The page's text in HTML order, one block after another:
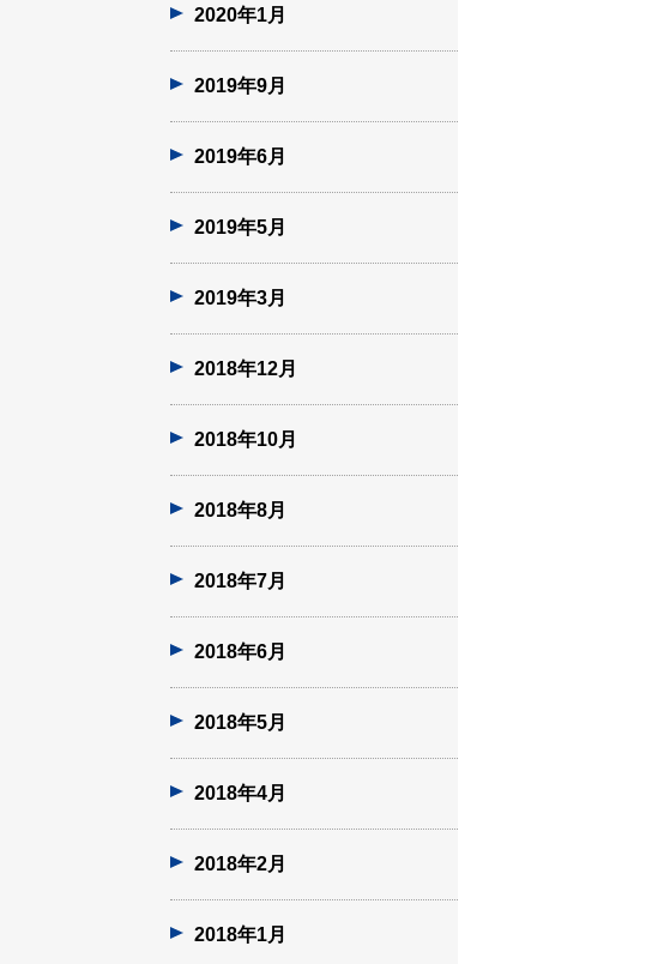
2020年1月
2019年9月
2019年6月
2019年5月
2019年3月
2018年12月
2018年10月
2018年8月
2018年7月
2018年6月
2018年5月
2018年4月
2018年2月
2018年1月